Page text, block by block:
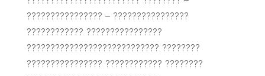
???????????????? – ????????????????
???????????? ????????????????
???????????????????????????? ????????
???????????????? ???????????? ????????